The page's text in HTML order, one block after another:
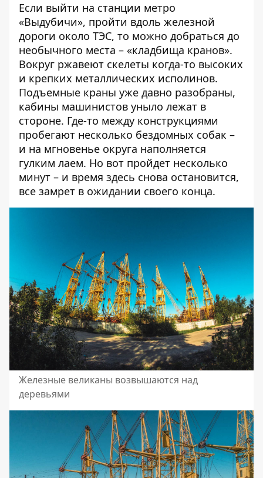
Если выйти на станции метро
«Выдубичи», пройти вдоль железной
дороги около ТЭС, то можно добраться до
необычного места – «кладбища кранов».
Вокруг ржавеют скелеты когда-то высоких
и крепких металлических исполинов.
Подъемные краны уже давно разобраны,
кабины машинистов уныло лежат в
стороне. Где-то между конструкциями
пробегают несколько бездомных собак –
и на мгновенье округа наполняется
гулким лаем. Но вот пройдет несколько
минут – и время здесь снова остановится,
все замрет в ожидании своего конца.
Железные великаны возвышаются над
деревьями